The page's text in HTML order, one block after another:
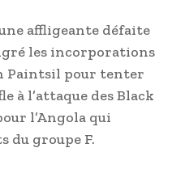
affligeante défaite
les incorporations
Paintsil pour tenter
à l’attaque des Black
l’Angola qui
du groupe F.